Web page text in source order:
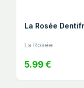
La Rosée
La Rosée
5.99 €